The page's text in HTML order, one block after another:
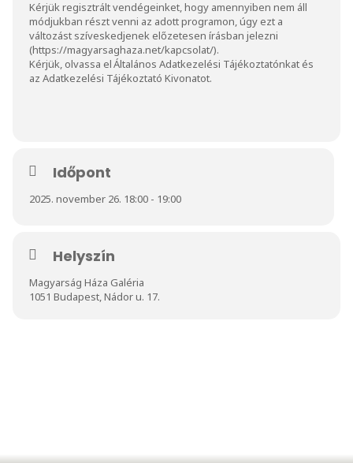
Kérjük regisztrált vendégeinket, hogy amennyiben nem áll
módjukban részt venni az adott programon, úgy ezt a
változást szíveskedjenek előzetesen írásban jelezni
(https://magyarsaghaza.net/kapcsolat/).
Kérjük, olvassa elÁltalános Adatkezelési Tájékoztatónkat és
az Adatkezelési Tájékoztató Kivonatot.
Időpont
2025. november 26. 18:00 - 19:00
Helyszín
Magyarság Háza Galéria
1051 Budapest, Nádor u. 17.